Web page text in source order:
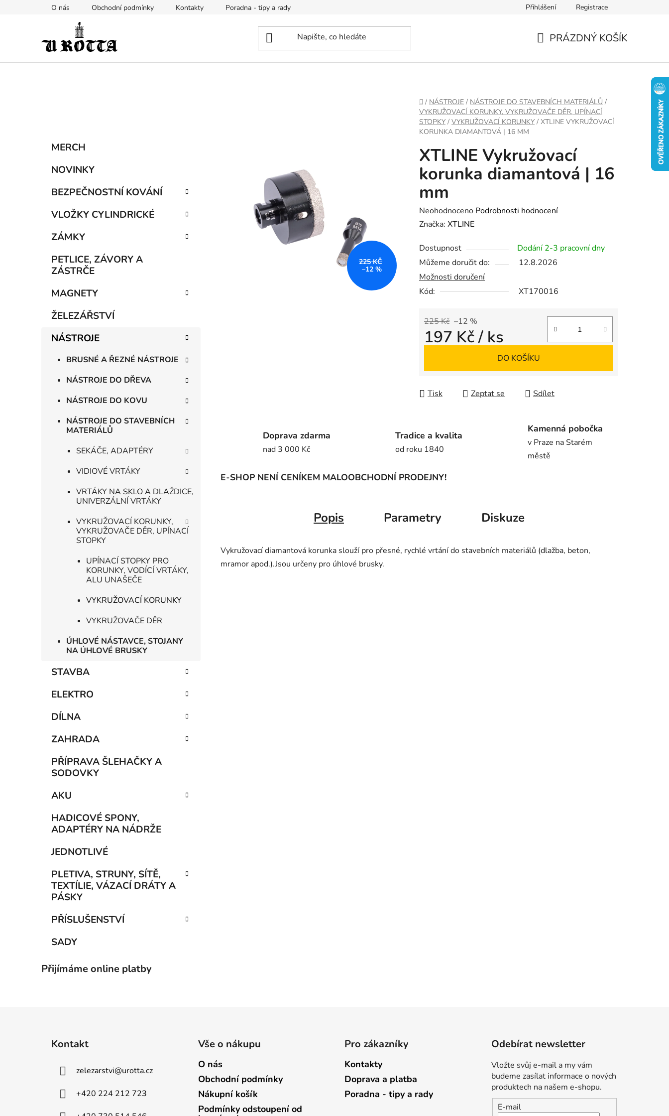
O nás Obchodní podmínky Kontakty Poradna - tipy a rady Přihlášení Registrace
PRÁZDNÝ KOŠÍK
DOMŮ
/ NÁSTROJE / NÁSTROJE DO STAVEBNÍCH MATERIÁLŮ /
VYKRUŽOVACÍ KORUNKY, VYKRUŽOVAČE DĚR, UPÍNACÍ
STOPKY / VYKRUŽOVACÍ KORUNKY / XTLINE VYKRUŽOVACÍ
KORUNKA DIAMANTOVÁ | 16 MM
Přeskočit
kategorie
MERCH
NOVINKY
BEZPEČNOSTNÍ KOVÁNÍ
VLOŽKY CYLINDRICKÉ
ZÁMKY
PETLICE, ZÁVORY A
ZÁSTRČE
MAGNETY
ŽELEZÁŘSTVÍ
NÁSTROJE
BRUSNÉ A ŘEZNÉ NÁSTROJE
NÁSTROJE DO DŘEVA
NÁSTROJE DO KOVU
NÁSTROJE DO STAVEBNÍCH
MATERIÁLŮ
SEKÁČE, ADAPTÉRY
VIDIOVÉ VRTÁKY
VRTÁKY NA SKLO A DLAŽDICE,
UNIVERZÁLNÍ VRTÁKY
VYKRUŽOVACÍ KORUNKY,
VYKRUŽOVAČE DĚR, UPÍNACÍ
STOPKY
UPÍNACÍ STOPKY PRO
KORUNKY, VODÍCÍ VRTÁKY,
ALU UNAŠEČE
VYKRUŽOVACÍ KORUNKY
VYKRUŽOVAČE DĚR
ÚHLOVÉ NÁSTAVCE, STOJANY
NA ÚHLOVÉ BRUSKY
STAVBA
ELEKTRO
DÍLNA
ZAHRADA
PŘÍPRAVA ŠLEHAČKY A
SODOVKY
AKU
HADICOVÉ SPONY,
ADAPTÉRY NA NÁDRŽE
JEDNOTLIVÉ
PLETIVA, STRUNY, SÍTĚ,
TEXTÍLIE, VÁZACÍ DRÁTY A
PÁSKY
PŘÍSLUŠENSTVÍ
SADY
Přijímáme online platby
XTLINE Vykružovací
korunka diamantová | 16
mm
Průměrné
hodnocení
je
0,0
z
5
Neohodnoceno Podrobnosti hodnocení
Značka: XTLINE
Dostupnost
Dodání 2-3 pracovní dny
Můžeme doručit do:
12.8.2026
Možnosti doručení
Kód:
XT170016
225 Kč –12 %
197 Kč/ ks
DO KOŠÍKU
Tisk Zeptat se Sdílet
225 KČ
–12 %
Doprava zdarma
nad 3 000 Kč
Tradice a kvalita
od roku 1840
Kamenná pobočka
v Praze na Starém
městě
E-SHOP NENÍ CENÍKEM MALOOBCHODNÍ PRODEJNY!
Popis Parametry Diskuze
Vykružovací diamantová korunka slouží pro přesné, rychlé vrtání do stavebních materiálů (dlažba, beton,
mramor apod.).Jsou určeny pro úhlové brusky.
Kontakt
zelezarstvi@urotta.cz
+420 224 212 723
Vše o nákupu
O nás
Obchodní podmínky
Nákupní košík
Podmínky odstoupení od
Pro zákazníky
Kontakty
Doprava a platba
Poradna - tipy a rady
Odebírat newsletter
Vložte svůj e-mail a my vám
budeme zasílat informace o nových
produktech na našem e-shopu.
E-mail